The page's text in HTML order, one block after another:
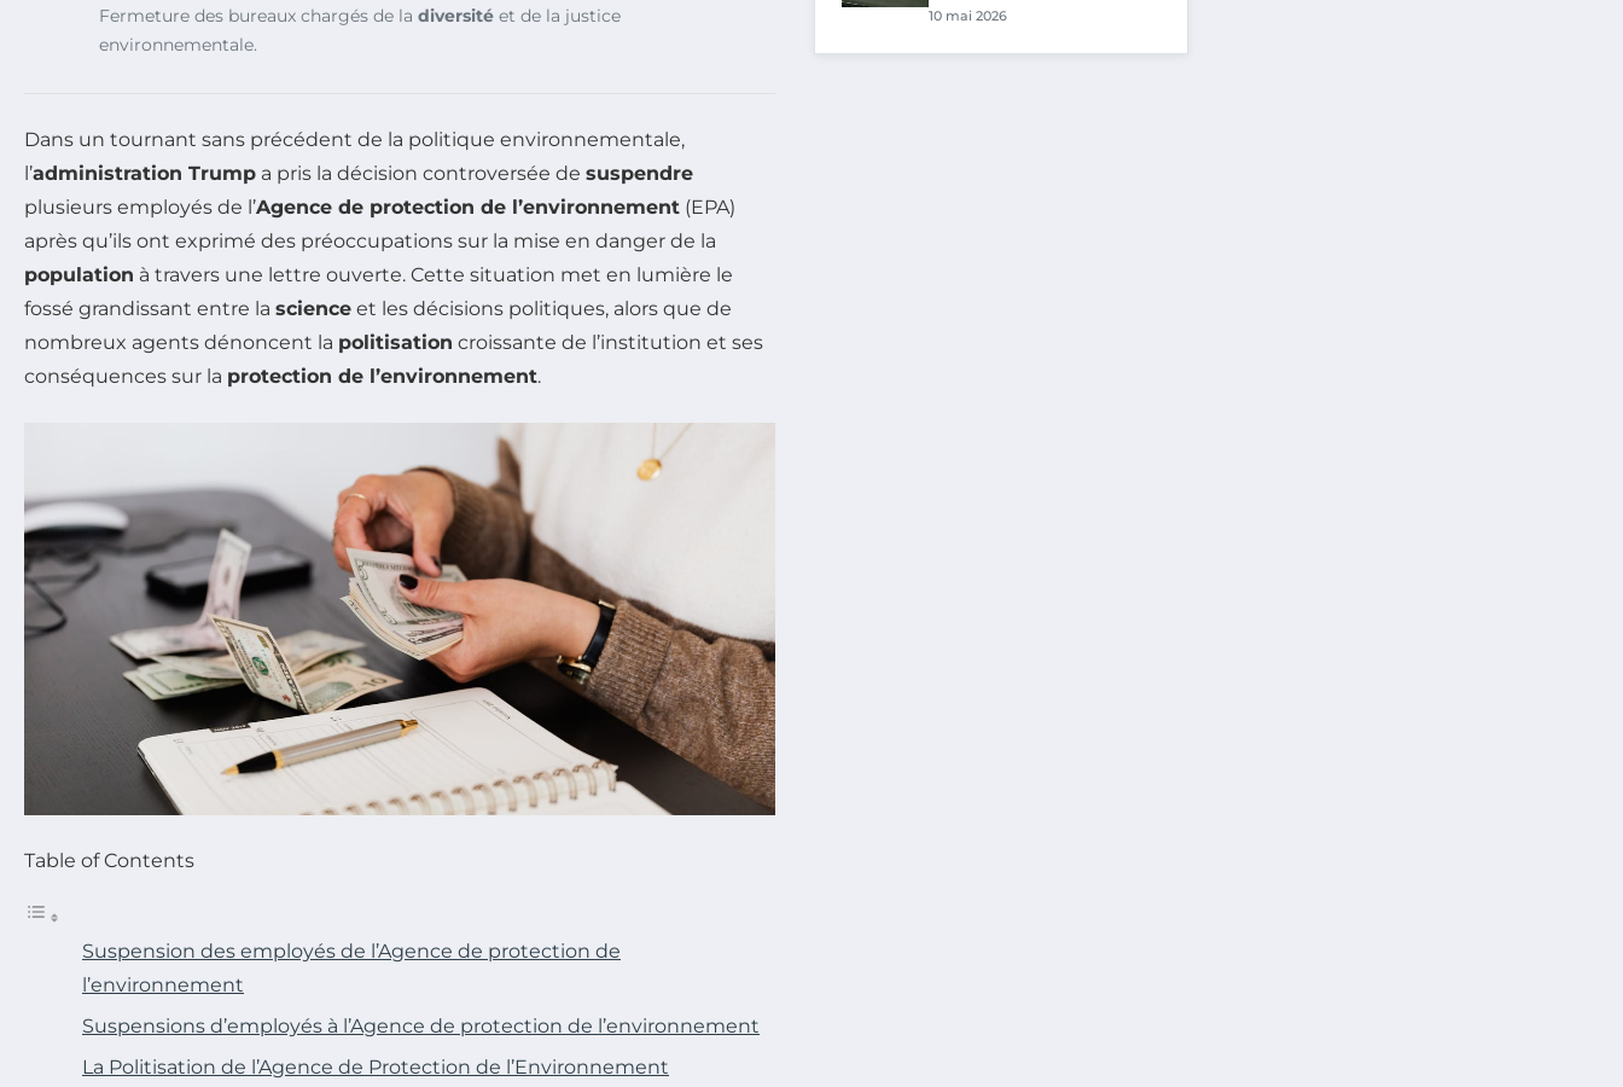
Fermeture des bureaux chargés de la diversité et de la justice
environnementale.
Dans un tournant sans précédent de la politique environnementale,
l’administration Trump a pris la décision controversée de suspendre
plusieurs employés de l’Agence de protection de l’environnement (EPA)
après qu’ils ont exprimé des préoccupations sur la mise en danger de la
population à travers une lettre ouverte. Cette situation met en lumière le
fossé grandissant entre la science et les décisions politiques, alors que de
nombreux agents dénoncent la politisation croissante de l’institution et ses
conséquences sur la protection de l’environnement.
Table of Contents
Suspension des employés de l’Agence de protection de
l’environnement
Suspensions d’employés à l’Agence de protection de l’environnement
La Politisation de l’Agence de Protection de l’Environnement
10 mai 2026